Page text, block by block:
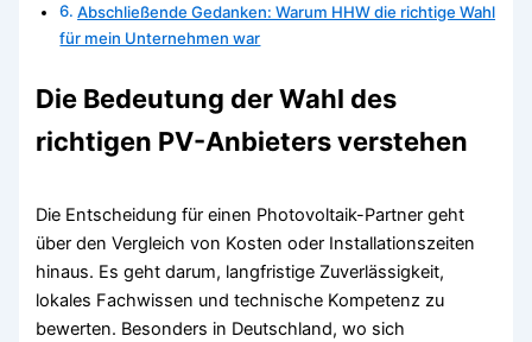
Abschließende Gedanken: Warum HHW die richtige Wahl
für mein Unternehmen war
Die Bedeutung der Wahl des
richtigen PV-Anbieters verstehen
Die Entscheidung für einen Photovoltaik-Partner geht
über den Vergleich von Kosten oder Installationszeiten
hinaus. Es geht darum, langfristige Zuverlässigkeit,
lokales Fachwissen und technische Kompetenz zu
bewerten. Besonders in Deutschland, wo sich